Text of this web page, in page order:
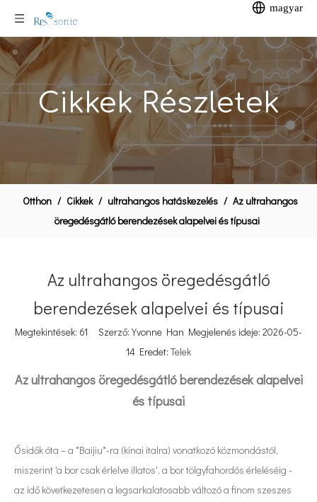
magyar
Cikkek Részletek
Otthon / Cikkek / ultrahangos hatáskezelés / Az ultrahangos
öregedésgátló berendezések alapelvei és típusai
Az ultrahangos öregedésgátló
berendezések alapelvei és típusai
Megtekintések: 61 Szerző: Yvonne Han Megjelenés ideje: 2026-05-
14 Eredet: Telek
Az ultrahangos öregedésgátló berendezések alapelvei
és típusai
Ősidők óta – a *Baijiu*-ra (kínai italra) vonatkozó közmondástól,
miszerint 'a bor csak érlelve illatos', a bor tölgyfahordós érleléséig -
az idő következetesen a legsarkalatosabb változó a finom szeszes